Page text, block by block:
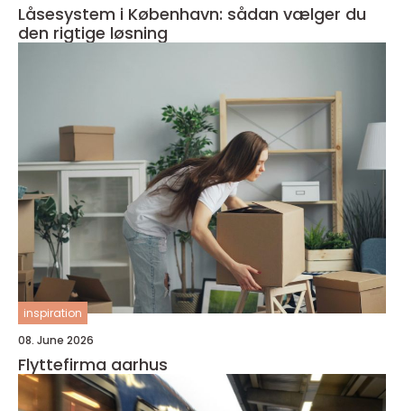
Låsesystem i København: sådan vælger du
den rigtige løsning
inspiration
08. June 2026
Flyttefirma aarhus